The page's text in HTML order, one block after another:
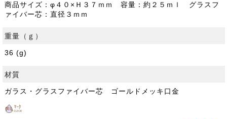
商品サイズ：φ４０×Ｈ３７ｍｍ 容量：約２５ｍｌ グラスフ
ァイバー芯：直径３ｍｍ
重量（ｇ）
36 (g)
材質
ガラス・グラスファイバー芯 ゴールドメッキ口金